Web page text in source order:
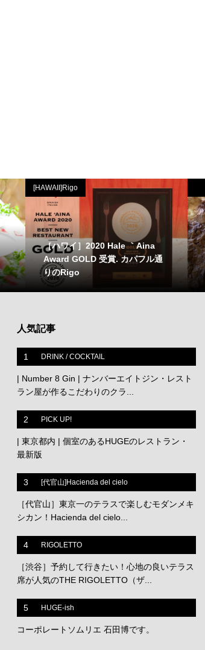
[HAWAII]Rigo
［ハワイ］2020 Hale ｀Aina
Award GOLD 受賞. カパフル通
りのRigo
人気記事
1 DRINK / COCKTAIL
| Number 8 Gin | ナンバーエイトジン・レスト
ラン屋が作るこだわりのクラ...
2 PICK UP!
| 東京都内 | 個室のあるHUGEのレストラン・
最新版
3 [代官山]Hacienda del cielo
［代官山］東京一のテラスで楽しむモダンメキ
シカン！Hacienda del cielo...
4 RIGOLETTO
［渋谷］予約して行きたい！心地の良いテラス
席が人気のTHE RIGOLETTO（ザ...
5 HUGE-ish
コーポレートソムリエ 石田博です。